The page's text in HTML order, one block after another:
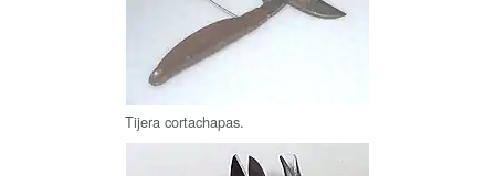
Tijera cortachapas.